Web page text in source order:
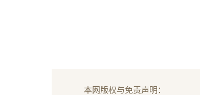
本网版权与免责声明：